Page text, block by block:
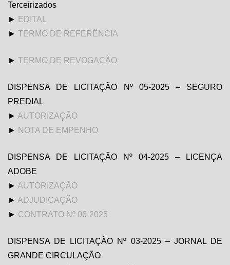
Terceirizados
► EDITAL
► TERMO DE REFERÊNCIA
► TERMO DE REVOGAÇÃO
DISPENSA DE LICITAÇÃO Nº 05-2025 – SEGURO
PREDIAL
► AUTORIZAÇÃO
► NOTA DE EMPENHO
DISPENSA DE LICITAÇÃO Nº 04-2025 – LICENÇA
ADOBE
► AUTORIZAÇÃO
► ADJUDICAÇÃO
► CONTRATO Nº 06-2025
DISPENSA DE LICITAÇÃO Nº 03-2025 – JORNAL DE
GRANDE CIRCULAÇÃO